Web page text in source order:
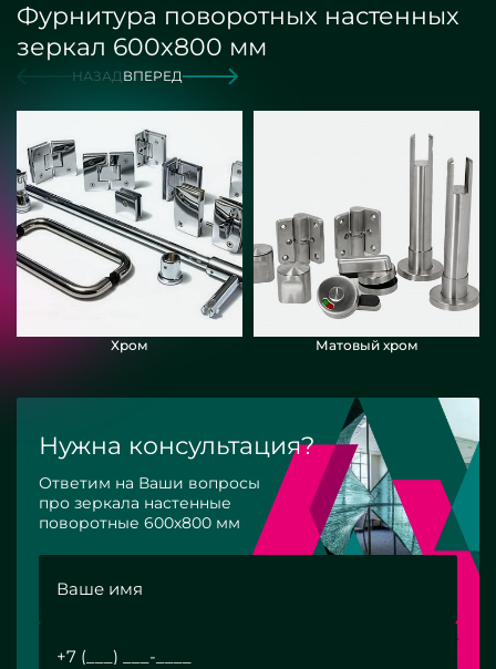
Фурнитура поворотных настенных
зеркал 600х800 мм
НАЗАДВПЕРЕД
Хром Матовый хром
Нужна консультация?
Ответим на Ваши вопросы
про зеркала настенные
поворотные 600х800 мм